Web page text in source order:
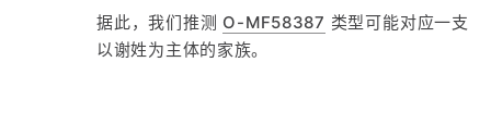
据此，我们推测 O-MF58387 类型可能对应一支
以谢姓为主体的家族。